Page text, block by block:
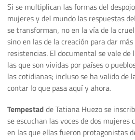
Si se multiplican las formas del
mujeres y del mundo las respuestas
se transforman, no en la vía de la
sino en las de la creación para dar
resistencias. El documental se vale de
las que son vividas por países o
las cotidianas; incluso se ha valido de
contar lo que pasa aquí y ahora.
Tempestad de Tatiana Huezo se
se escuchan las voces de dos
en las que ellas fueron protagonistas